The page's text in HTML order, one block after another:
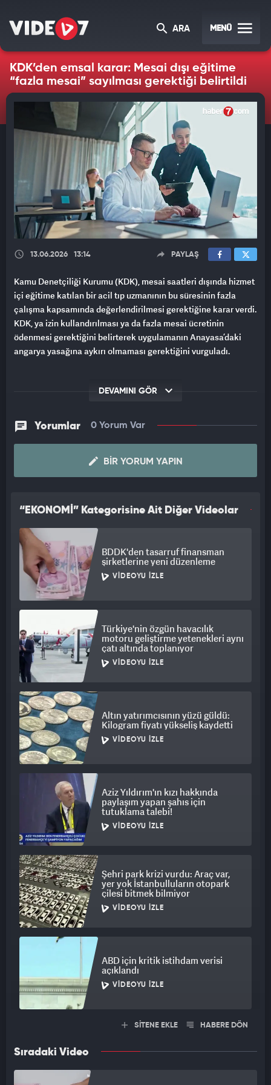
ARA MENÜ
KDK’den emsal karar: Mesai dışı eğitime
“fazla mesai” sayılması gerektiği belirtildi
13.06.2026 13:14 PAYLAŞ
Kamu Denetçiliği Kurumu (KDK), mesai saatleri dışında hizmet
içi eğitime katılan bir acil tıp uzmanının bu süresinin fazla
çalışma kapsamında değerlendirilmesi gerektiğine karar verdi.
KDK, ya izin kullandırılması ya da fazla mesai ücretinin
ödenmesi gerektiğini belirterek uygulamanın Anayasa’daki
angarya yasağına aykırı olmaması gerektiğini vurguladı.
DEVAMINI GÖR
Yorumlar 0 Yorum Var
BIR YORUM YAPIN
“EKONOMİ” Kategorisine Ait Diğer Videolar
BDDK'den tasarruf finansman
şirketlerine yeni düzenleme
VIDEOYU İZLE
Türkiye'nin özgün havacılık
motoru geliştirme yetenekleri aynı
çatı altında toplanıyor
VIDEOYU İZLE
Altın yatırımcısının yüzü güldü:
Kilogram fiyatı yükseliş kaydetti
VIDEOYU İZLE
Aziz Yıldırım'ın kızı hakkında
paylaşım yapan şahıs için
tutuklama talebi!
VIDEOYU İZLE
Şehri park krizi vurdu: Araç var,
yer yok İstanbulluların otopark
çilesi bitmek bilmiyor
VIDEOYU İZLE
ABD için kritik istihdam verisi
açıklandı
VIDEOYU İZLE
SİTENE EKLE HABERE DÖN
Sıradaki Video